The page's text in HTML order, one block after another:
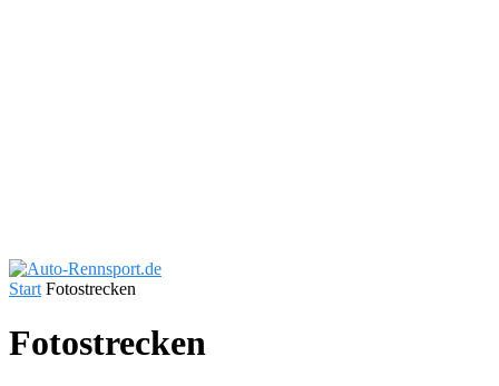
Start Fotostrecken
Fotostrecken